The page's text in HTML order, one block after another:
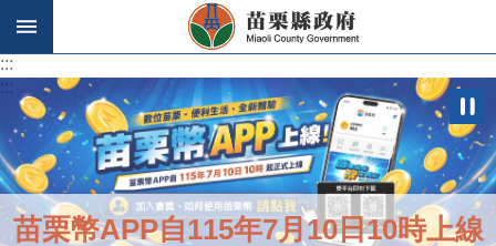
跳到主要內容區塊
:::
苗栗幣APP自115年7月10日10時上線